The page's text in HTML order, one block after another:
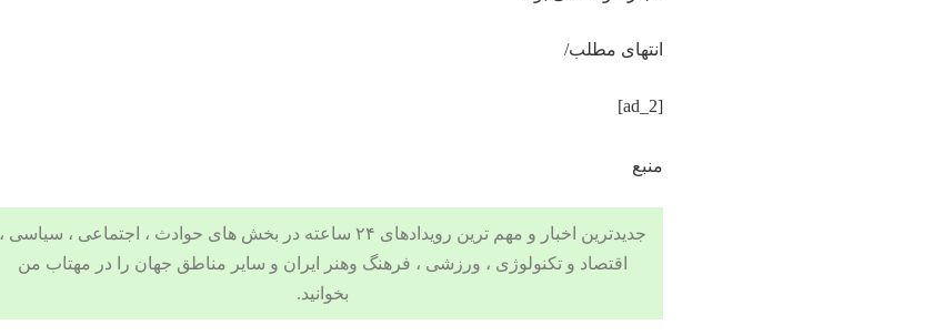
انتهای مطلب/
[ad_2]
منبع
جدیدترین اخبار و مهم ترین رویدادهای ۲۴ ساعته در بخش های حوادث ، اجتماعی ، سیاسی ،
اقتصاد وتکنولوژی ، ورزشی ، فرهنگ وهنر ایران و سایر مناطق جهان را در مهتاب من
بخوانید.